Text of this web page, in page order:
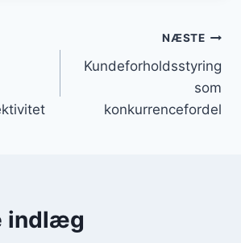
NÆSTE
Kundeforholdsstyring
som
konkurrencefordel
indlæg